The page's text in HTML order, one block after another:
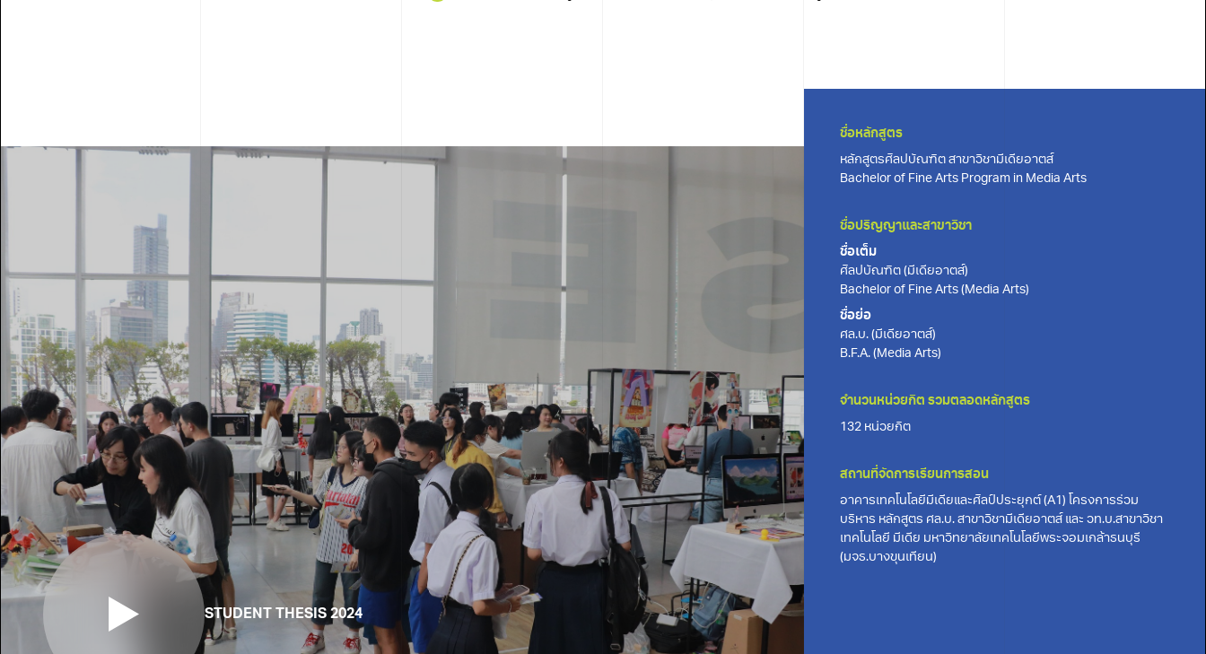
STUDENT THESIS 2024
ชื่อหลักสูตร
หลักสูตรศิลปบัณฑิต สาขาวิชามีเดียอาตส์
Bachelor of Fine Arts Program in Media Arts
ชื่อปริญญาและสาขาวิชา
ชื่อเต็ม
ศิลปบัณฑิต (มีเดียอาตส์)
Bachelor of Fine Arts (Media Arts)
ชื่อย่อ
ศล.บ. (มีเดียอาตส์)
B.F.A. (Media Arts)
จำนวนหน่วยกิต รวมตลอดหลักสูตร
132 หน่วยกิต
สถานที่จัดการเรียนการสอน
อาคารเทคโนโลยีมีเดียและศิลป์ประยุกต์ (A1) โครงการร่วม
บริหาร หลักสูตร ศล.บ. สาขาวิชามีเดียอาตส์ และ วท.บ.สาขาวิชา
เทคโนโลยี มีเดีย มหาวิทยาลัยเทคโนโลยีพระจอมเกล้าธนบุรี
(มจธ.บางขุนเทียน)